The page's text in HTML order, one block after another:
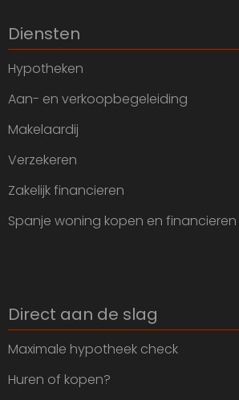
Diensten
Hypotheken
Aan- en verkoopbegeleiding
Makelaardij
Verzekeren
Zakelijk financieren
Spanje woning kopen en financieren
Direct aan de slag
Maximale hypotheek check
Huren of kopen?